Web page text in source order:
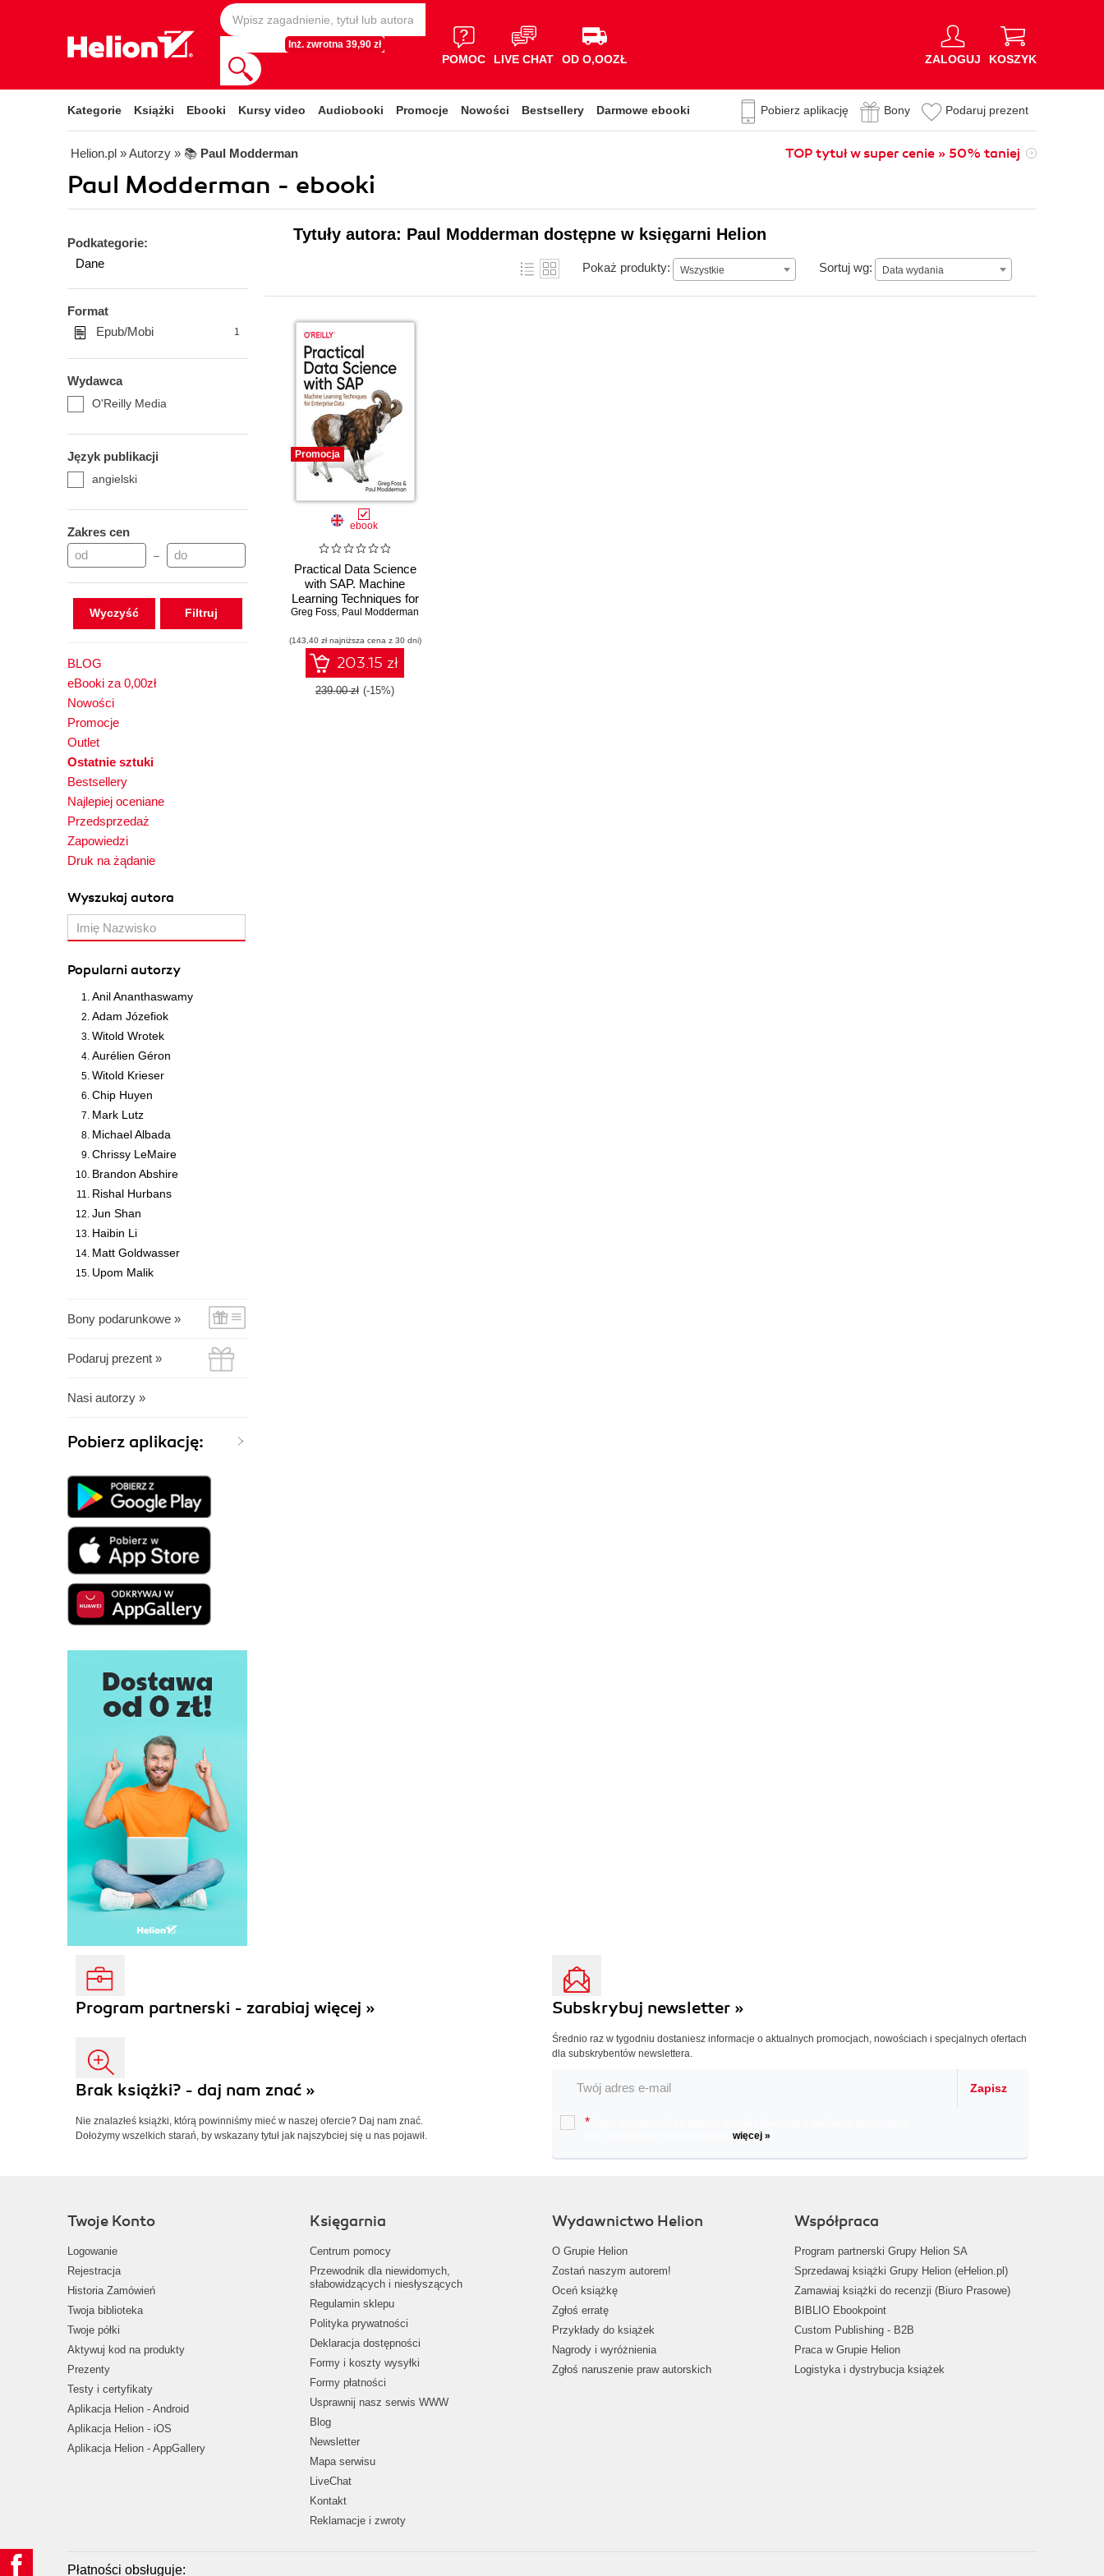
Inż. zwrotna 39,90 zł
POMOC LIVE CHAT OD O,OOZŁ ZALOGUJ KOSZYK
Kategorie Książki Ebooki Kursy video Audiobooki Promocje Nowości Bestsellery Darmowe ebooki Pobierz aplikację Bony Podaruj prezent
Helion.pl » Autorzy » 📚 Paul Modderman TOP tytuł w super cenie » 50% taniej
Paul Modderman - ebooki
Podkategorie:
Dane
Format
Epub/Mobi
1
Wydawca
O'Reilly Media
Język publikacji
angielski
Zakres cen
–
Wyczyść
BLOG
eBooki za 0,00zł
Nowości
Promocje
Outlet
Ostatnie sztuki
Bestsellery
Najlepiej oceniane
Przedsprzedaż
Zapowiedzi
Druk na żądanie
Wyszukaj autora
Popularni autorzy
Anil Ananthaswamy
Adam Józefiok
Witold Wrotek
Aurélien Géron
Witold Krieser
Chip Huyen
Mark Lutz
Michael Albada
Chrissy LeMaire
Brandon Abshire
Rishal Hurbans
Jun Shan
Haibin Li
Matt Goldwasser
Upom Malik
Bony podarunkowe »
Podaruj prezent »
Nasi autorzy »
Pobierz aplikację:
Tytuły autora: Paul Modderman dostępne w księgarni Helion
Pokaż produkty: Wszystkie Sortuj wg: Data wydania
Data wydania
Promocja
ebook
Practical Data Science
with SAP. Machine
Learning Techniques for
Enterprise Data
Greg Foss, Paul Modderman
(143,40 zł najniższa cena z 30 dni)
203.15 zł
239.00 zł (-15%)
Program partnerski - zarabiaj więcej »
Brak książki? - daj nam znać »
Nie znalazłeś książki, którą powinniśmy mieć w naszej ofercie? Daj nam znać.
Dołożymy wszelkich starań, by wskazany tytuł jak najszybciej się u nas pojawił.
Subskrybuj newsletter »
Średnio raz w tygodniu dostaniesz informacje o aktualnych promocjach, nowościach i specjalnych ofertach
dla subskrybentów newslettera.
Zapisz
*
więcej »
Twoje Konto
Logowanie
Rejestracja
Historia Zamówień
Twoja biblioteka
Twoje półki
Aktywuj kod na produkty
Prezenty
Testy i certyfikaty
Aplikacja Helion - Android
Aplikacja Helion - iOS
Aplikacja Helion - AppGallery
Księgarnia
Centrum pomocy
Przewodnik dla niewidomych,
słabowidzących i niesłyszących
Regulamin sklepu
Polityka prywatności
Deklaracja dostępności
Formy i koszty wysyłki
Formy płatności
Usprawnij nasz serwis WWW
Blog
Newsletter
Mapa serwisu
LiveChat
Kontakt
Reklamacje i zwroty
Wydawnictwo Helion
O Grupie Helion
Zostań naszym autorem!
Oceń książkę
Zgłoś erratę
Przykłady do książek
Nagrody i wyróżnienia
Zgłoś naruszenie praw autorskich
Współpraca
Program partnerski Grupy Helion SA
Sprzedawaj książki Grupy Helion (eHelion.pl)
Zamawiaj książki do recenzji (Biuro Prasowe)
BIBLIO Ebookpoint
Custom Publishing - B2B
Praca w Grupie Helion
Logistyka i dystrybucja książek
Płatności obsługuje: